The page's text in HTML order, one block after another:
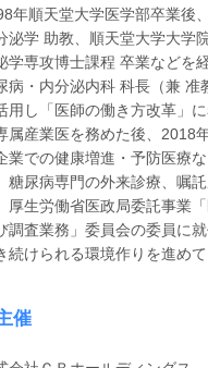
年順天堂大学医学部卒業後
泌学 助教、順天堂大学大
学専攻博士課程 卒業などを
病・内分泌内科 科長（兼
用し「医師の働き方改革」
属産業医を務めた後、2018
業での健康増進・予防医療
糖尿病専門の外来診療、嘱
厚生労働省医政局委託事業
調査業務」委員会の委員に
続けられる環境作りを進め
催